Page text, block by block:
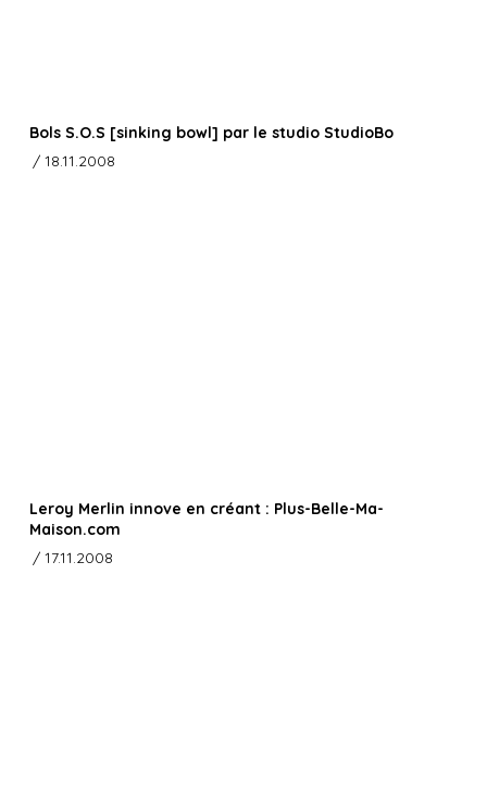
Bols S.O.S [sinking bowl] par le studio StudioBo
/ 18.11.2008
Leroy Merlin innove en créant : Plus-Belle-Ma-
Maison.com
/ 17.11.2008